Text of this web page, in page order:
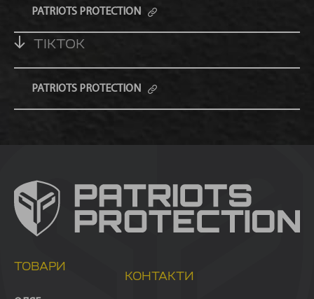
PATRIOTS PROTECTION
TIKTOK
PATRIOTS PROTECTION
ТОВАРИ
КОНТАКТИ